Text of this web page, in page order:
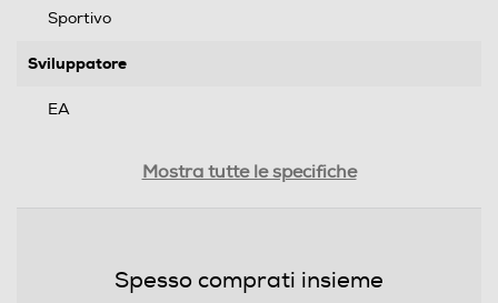
Sportivo
Sviluppatore
EA
BANDAI NAMCO
Mostra tutte le specifiche
Spesso comprati insieme